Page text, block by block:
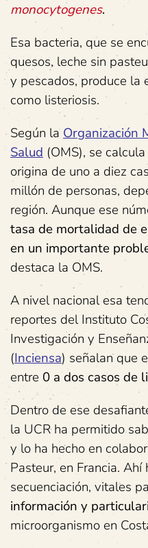
monocytogenes.
Esa bacteria, que se
quesos, leche sin
y pescados, produce la
como listeriosis.
Según laOrganización
Salud (OMS), se
origina de uno a diez
millón de personas,
región. Aunque ese
tasa de mortalidad de
en un importante
destaca la OMS.
A nivel nacional esa
reportes del Instituto
Investigación y
(Inciensa) señalan que
entre 0 a dos casos de
Dentro de ese
la UCR ha permitido
y lo ha hecho en
Pasteur, en Francia.
secuenciación, vitales
información y
microorganismo en